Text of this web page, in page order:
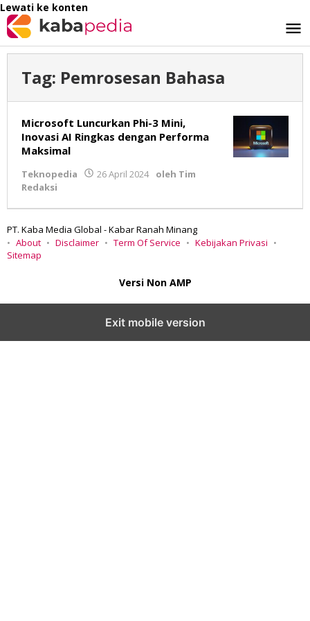
Lewati ke konten
Tag: Pemrosesan Bahasa
Microsoft Luncurkan Phi-3 Mini,
Inovasi AI Ringkas dengan Performa
Maksimal
Teknopedia 26 April 2024 oleh Tim
Redaksi
PT. Kaba Media Global - Kabar Ranah Minang
About
Disclaimer Term Of Service
Kebijakan Privasi
Sitemap
Versi Non AMP
Exit mobile version